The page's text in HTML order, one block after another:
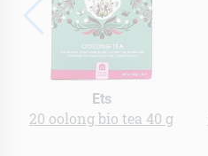
Ets
20 oolong bio tea 40 g